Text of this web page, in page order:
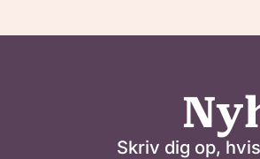
Skriv dig op,